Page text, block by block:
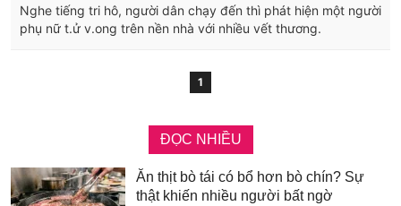
Nghe tiếng tri hô, người dân chạy đến thì phát hiện một người
phụ nữ t.ử v.ong trên nền nhà với nhiều vết thương.
1
ĐỌC NHIỀU
Ăn thịt bò tái có bổ hơn bò chín? Sự
thật khiến nhiều người bất ngờ